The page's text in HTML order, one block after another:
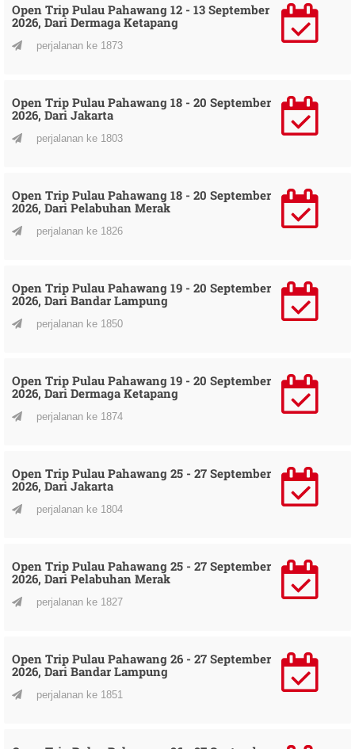
Open Trip Pulau Pahawang 12 - 13 September
2026, Dari Dermaga Ketapang
perjalanan ke 1873
Open Trip Pulau Pahawang 18 - 20 September
2026, Dari Jakarta
perjalanan ke 1803
Open Trip Pulau Pahawang 18 - 20 September
2026, Dari Pelabuhan Merak
perjalanan ke 1826
Open Trip Pulau Pahawang 19 - 20 September
2026, Dari Bandar Lampung
perjalanan ke 1850
Open Trip Pulau Pahawang 19 - 20 September
2026, Dari Dermaga Ketapang
perjalanan ke 1874
Open Trip Pulau Pahawang 25 - 27 September
2026, Dari Jakarta
perjalanan ke 1804
Open Trip Pulau Pahawang 25 - 27 September
2026, Dari Pelabuhan Merak
perjalanan ke 1827
Open Trip Pulau Pahawang 26 - 27 September
2026, Dari Bandar Lampung
perjalanan ke 1851